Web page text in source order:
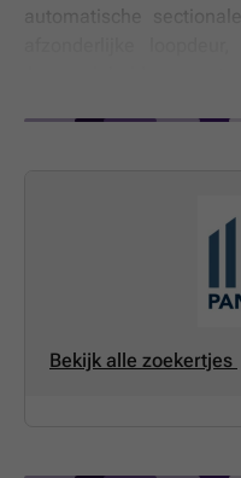
automatische
afzonderlijke
site.Contacteer
Bekijk alle zoekertjes